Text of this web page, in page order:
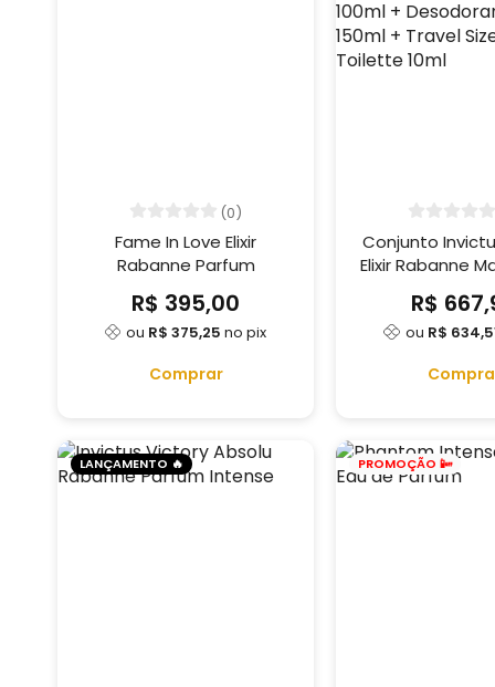
(0)
Fame In Love Elixir
Rabanne Parfum
R$ 395,00
ou R$ 375,25 no pix
Comprar
Conjunto
Elixir Rabanne
100ml +
Spray 150ml +
R$
ou R$
LANÇAMENTO 🔥 PROMOÇÃO 📴